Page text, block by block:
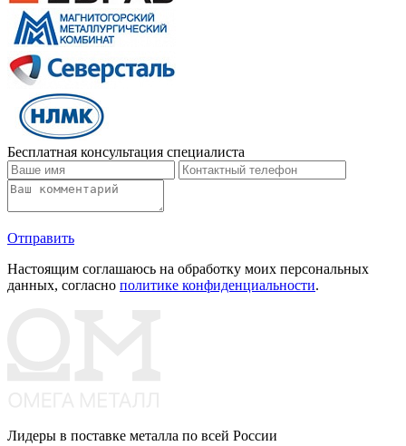
Бесплатная консультация специалиста
Отправить
Настоящим соглашаюсь на обработку моих персональных
данных, согласно политике конфиденциальности.
Лидеры в поставке металла по всей России